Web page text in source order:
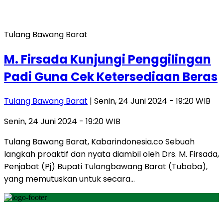
Tulang Bawang Barat
M. Firsada Kunjungi Penggilingan
Padi Guna Cek Ketersediaan Beras
Tulang Bawang Barat | Senin, 24 Juni 2024 - 19:20 WIB
Senin, 24 Juni 2024 - 19:20 WIB
Tulang Bawang Barat, Kabarindonesia.co Sebuah
langkah proaktif dan nyata diambil oleh Drs. M. Firsada,
Penjabat (Pj) Bupati Tulangbawang Barat (Tubaba),
yang memutuskan untuk secara…